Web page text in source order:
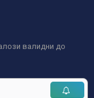
валидни до